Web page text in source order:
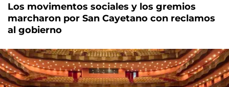
Los movimentos sociales y los gremios
marcharon por San Cayetano con reclamos
al gobierno